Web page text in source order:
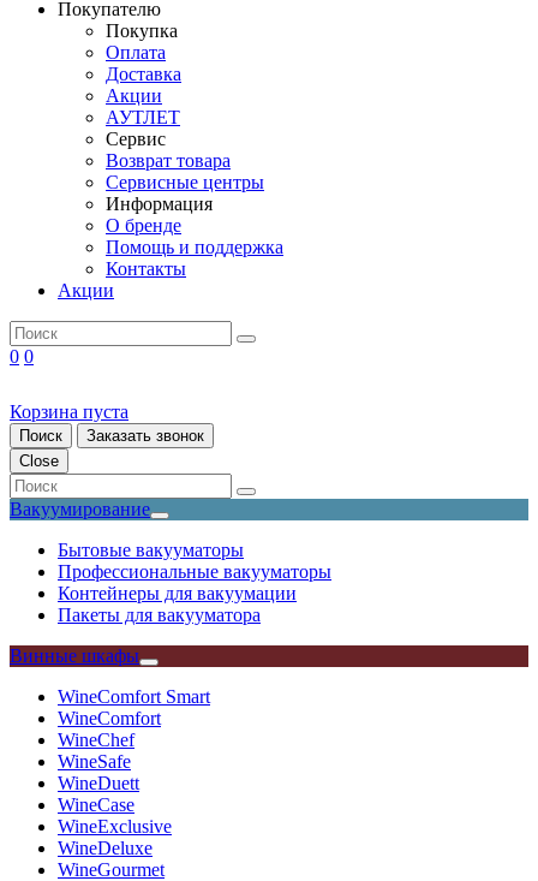
Покупателю
Покупка
Оплата
Доставка
Акции
АУТЛЕТ
Сервис
Возврат товара
Сервисные центры
Информация
О бренде
Помощь и поддержка
Контакты
Акции
0 0
Корзина пуста
Поиск
Заказать звонок
Close
Вакуумирование
Бытовые вакууматоры
Профессиональные вакууматоры
Контейнеры для вакуумации
Пакеты для вакууматора
Винные шкафы
WineComfort Smart
WineComfort
WineChef
WineSafe
WineDuett
WineCase
WineExclusive
WineDeluxe
WineGourmet